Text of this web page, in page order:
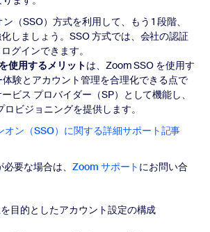
（SSO）方式を利用して、もう 1 段階、
しましょう。SSO 方式では、会社の認証
グインできます。
使用するメリットは、Zoom SSO を使用す
験とアカウント管理を合理化できる点で
ビス プロバイダー（SP）として機能し、
ロビジョニングを提供します。
オン（SSO）に関する詳細サポート記事
要な場合は、 Zoom サポート にお問い合
目的としたアカウント設定の構成